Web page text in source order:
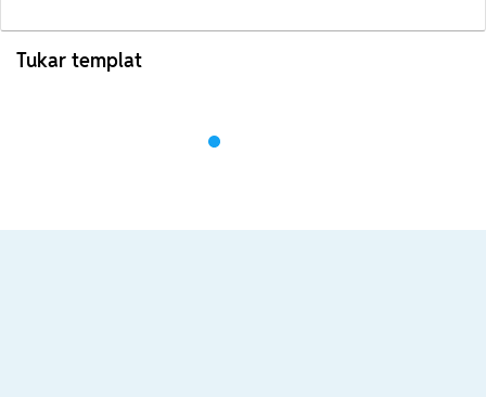
Tukar templat